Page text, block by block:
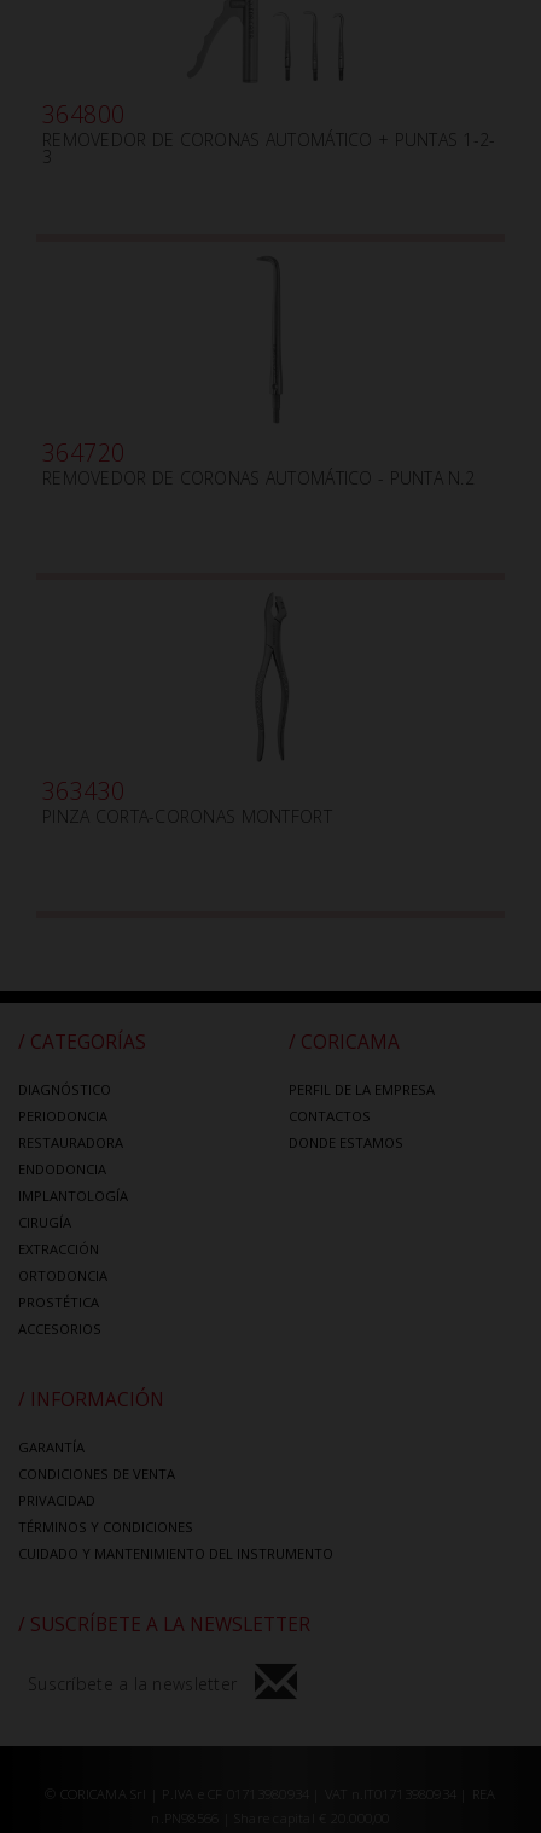
364800
REMOVEDOR DE CORONAS AUTOMÁTICO + PUNTAS 1-2-
3
364720
REMOVEDOR DE CORONAS AUTOMÁTICO - PUNTA N.2
363430
PINZA CORTA-CORONAS MONTFORT
/ CATEGORÍAS
DIAGNÓSTICO
PERIODONCIA
RESTAURADORA
ENDODONCIA
IMPLANTOLOGÍA
CIRUGÍA
EXTRACCIÓN
ORTODONCIA
PROSTÉTICA
ACCESORIOS
/ CORICAMA
PERFIL DE LA EMPRESA
CONTACTOS
DONDE ESTAMOS
/ INFORMACIÓN
GARANTÍA
CONDICIONES DE VENTA
PRIVACIDAD
TÉRMINOS Y CONDICIONES
CUIDADO Y MANTENIMIENTO DEL INSTRUMENTO
/ SUSCRÍBETE A LA NEWSLETTER
Suscríbete a la newsletter
© CORICAMA Srl | P.IVA e CF 01713980934 | VAT n.IT01713980934 | REA